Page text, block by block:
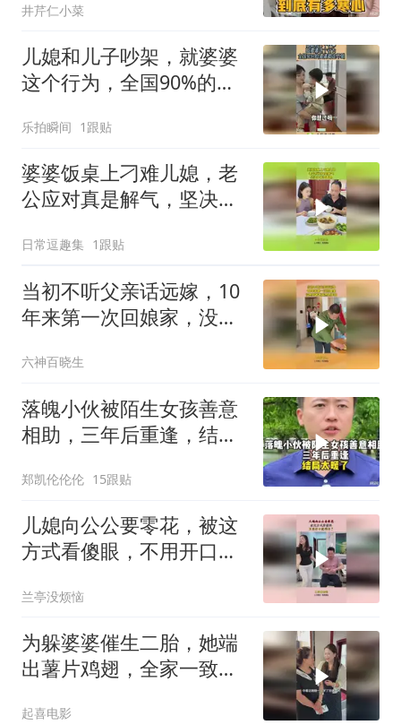
井芹仁小菜
儿媳和儿子吵架，就婆婆
这个行为，全国90%的婆
乐拍瞬间 1跟贴
婆婆饭桌上刁难儿媳，老
公应对真是解气，坚决不
日常逗趣集 1跟贴
当初不听父亲话远嫁，10
年来第一次回娘家，没想
六神百晓生
落魄小伙被陌生女孩善意
相助，三年后重逢，结局
郑凯伦伦伦 15跟贴
儿媳向公公要零花，被这
方式看傻眼，不用开口就
兰亭没烦恼
为躲婆婆催生二胎，她端
出薯片鸡翅，全家一致好
起喜电影